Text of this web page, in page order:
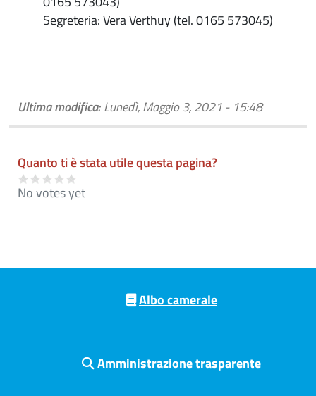
Segreteria: Vera Verthuy (tel. 0165 573045)
Ultima modifica: Lunedì, Maggio 3, 2021 - 15:48
Quanto ti è stata utile questa pagina?
No votes yet
Pre footer navigation
Albo camerale
Amministrazione trasparente